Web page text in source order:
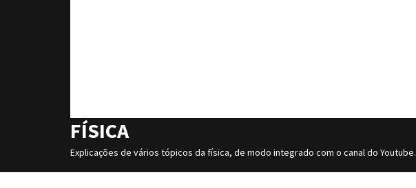
FÍSICA
Explicações de vários tópicos da física, de modo integrado com o canal do Youtube.